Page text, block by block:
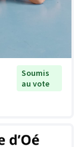
Soumis
au vote